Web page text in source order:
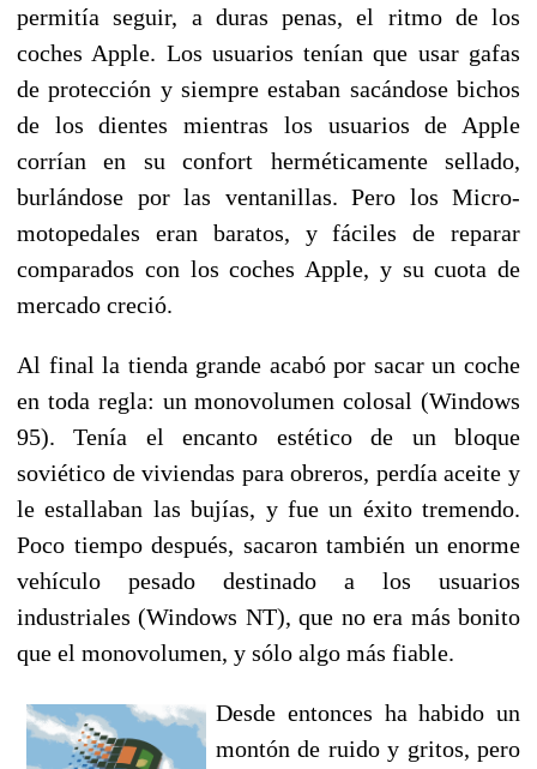
permitía seguir, a duras penas, el ritmo de los
coches Apple. Los usuarios tenían que usar gafas
de protección y siempre estaban sacándose bichos
de los dientes mientras los usuarios de Apple
corrían en su confort herméticamente sellado,
burlándose por las ventanillas. Pero los Micro-
motopedales eran baratos, y fáciles de reparar
comparados con los coches Apple, y su cuota de
mercado creció.
Al final la tienda grande acabó por sacar un coche
en toda regla: un monovolumen colosal (Windows
95). Tenía el encanto estético de un bloque
soviético de viviendas para obreros, perdía aceite y
le estallaban las bujías, y fue un éxito tremendo.
Poco tiempo después, sacaron también un enorme
vehículo pesado destinado a los usuarios
industriales (Windows NT), que no era más bonito
que el monovolumen, y sólo algo más fiable.
Desde entonces ha habido un
montón de ruido y gritos, pero